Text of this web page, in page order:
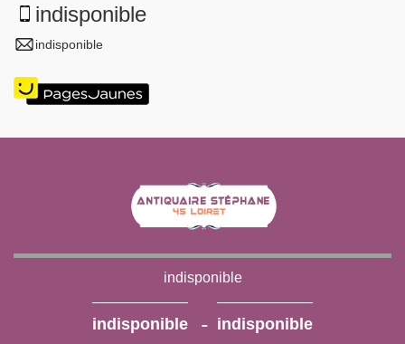
indisponible
indisponible
indisponible
indisponible - indisponible